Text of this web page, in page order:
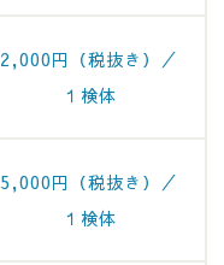
2,000円（税抜き）／
１検体
5,000円（税抜き）／
１検体